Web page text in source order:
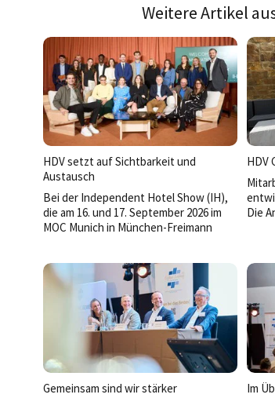
Weitere Artikel
HDV setzt auf Sichtbarkeit und
Austausch
Bei der Independent Hotel Show (IH),
die am 16. und 17. September 2026 im
MOC Munich in München-Freimann
Deutschland (HDV) diesmal voll dabei.
HDV
Die
Gemeinsam sind wir stärker Im